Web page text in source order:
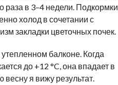
раза в 3–4 недели. Подкормки
холод в сочетании с
закладки цветочных почек.
балконе. Когда
до +12 °C, она впадает в
я вижу результат.